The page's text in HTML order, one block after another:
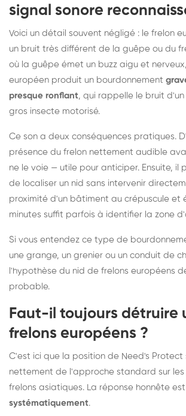
signal sonore
Voici un détail souvent négligé : le frelon
un bruit très différent de la guêpe ou du
où la guêpe émet un buzz aigu et
européen produit un bourdonnement
presque ronflant, qui rappelle le bruit
gros insecte motorisé.
Ce son a deux conséquences pratiques.
présence du frelon nettement audible
ne le voie — utile pour anticiper. Ensuite, il
de localiser un nid sans intervenir
proximité d'un bâtiment au crépuscule et
minutes suffit parfois à identifier la zone
Si vous entendez ce type de
une grange, un grenier ou un conduit de
l'hypothèse du nid de frelons européens
probable.
Faut-il toujours détruire
frelons européens ?
C'est ici que la position de Need's Protect
nettement de l'approche standard sur les
frelons asiatiques. La réponse honnête est
systématiquement.